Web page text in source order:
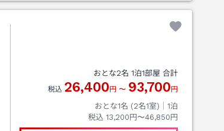
おとな2名 1泊1部屋 合計
税込 26,400 円 〜 93,700 円
おとな1名 (2名1室)｜ 1泊
税込 13,200円〜46,850円